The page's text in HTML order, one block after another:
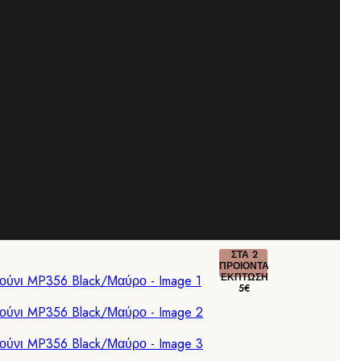
ΣΤΑ 2
ΠΡΟΙΟΝΤΑ
ΕΚΠΤΩΣΗ
5€